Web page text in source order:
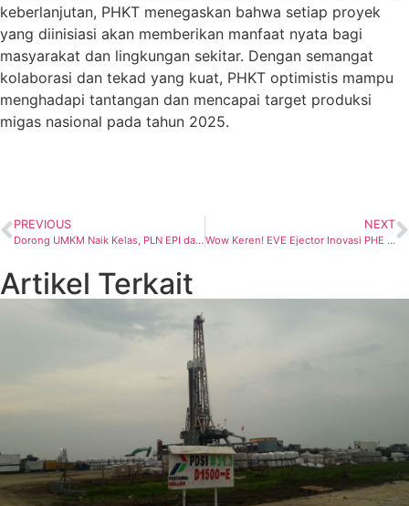
keberlanjutan, PHKT menegaskan bahwa setiap proyek
yang diinisiasi akan memberikan manfaat nyata bagi
masyarakat dan lingkungan sekitar. Dengan semangat
kolaborasi dan tekad yang kuat, PHKT optimistis mampu
menghadapi tantangan dan mencapai target produksi
migas nasional pada tahun 2025.
PREVIOUS
Dorong UMKM Naik Kelas, PLN EPI dan PLN Energi Gas Lestarikan Kain Tenun Samarinda
NEXT
Wow Keren! EVE Ejector Inovasi PHE ONWJ
Artikel Terkait